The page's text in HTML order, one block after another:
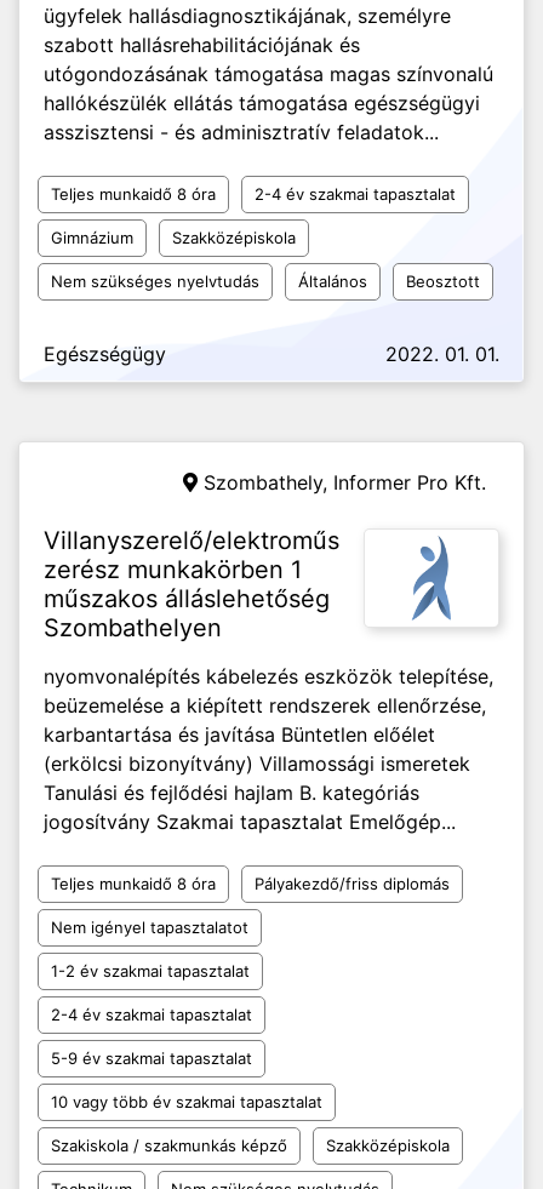
ügyfelek hallásdiagnosztikájának, személyre
szabott hallásrehabilitációjának és
utógondozásának támogatása magas színvonalú
hallókészülék ellátás támogatása egészségügyi
asszisztensi - és adminisztratív feladatok...
Teljes munkaidő 8 óra 2-4 év szakmai tapasztalat
Gimnázium Szakközépiskola
Nem szükséges nyelvtudás Általános Beosztott
Egészségügy 2022. 01. 01.
Szombathely, Informer Pro Kft.
Villanyszerelő/elektroműs
zerész munkakörben 1
műszakos álláslehetőség
Szombathelyen
nyomvonalépítés kábelezés eszközök telepítése,
beüzemelése a kiépített rendszerek ellenőrzése,
karbantartása és javítása Büntetlen előélet
(erkölcsi bizonyítvány) Villamossági ismeretek
Tanulási és fejlődési hajlam B. kategóriás
jogosítvány Szakmai tapasztalat Emelőgép...
Teljes munkaidő 8 óra Pályakezdő/friss diplomás
Nem igényel tapasztalatot
1-2 év szakmai tapasztalat
2-4 év szakmai tapasztalat
5-9 év szakmai tapasztalat
10 vagy több év szakmai tapasztalat
Szakiskola / szakmunkás képző Szakközépiskola